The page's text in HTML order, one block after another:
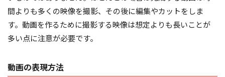
間よりも多くの映像を撮影、その後に編集やカットをしま
す。動画を作るために撮影する映像は想定よりも長いことが
多い点に注意が必要です。
動画の表現方法